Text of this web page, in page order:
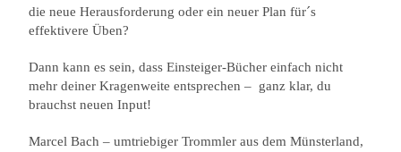
die neue Herausforderung oder ein neuer Plan für´s
effektivere Üben?
Dann kann es sein, dass Einsteiger-Bücher einfach nicht
mehr deiner Kragenweite entsprechen – ganz klar, du
brauchst neuen Input!
Marcel Bach – umtriebiger Trommler aus dem Münsterland,